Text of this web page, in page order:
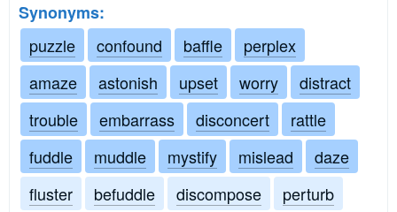
Synonyms:
puzzle
confound baffle
perplex
amaze
astonish upset worry
distract
trouble
embarrass disconcert
rattle
fuddle
muddle mystify mislead
daze
fluster
befuddle discompose
perturb